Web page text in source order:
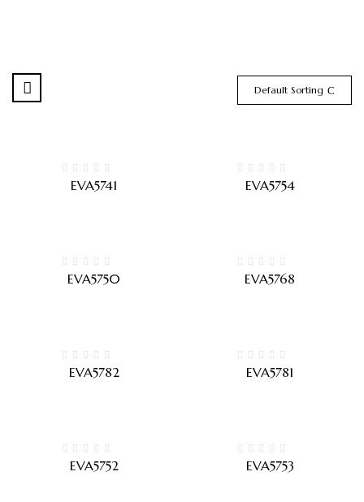
Default Sorting
EVA5741 EVA5754
EVA5750 EVA5768
EVA5782 EVA5781
EVA5752 EVA5753